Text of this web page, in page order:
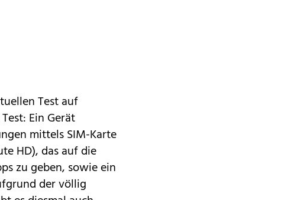
Test auf
Ein Gerät
mittels SIM-Karte
HD), das auf die
zu geben, sowie ein
der völlig